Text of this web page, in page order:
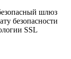
шлюз
безопасности
SSL